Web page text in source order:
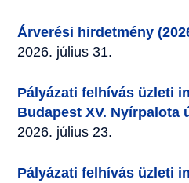
Árverési hirdetmény
2026. július 31.
Pályázati felhívás üzleti
Budapest XV. Nyírpalota
2026. július 23.
Pályázati felhívás üzleti